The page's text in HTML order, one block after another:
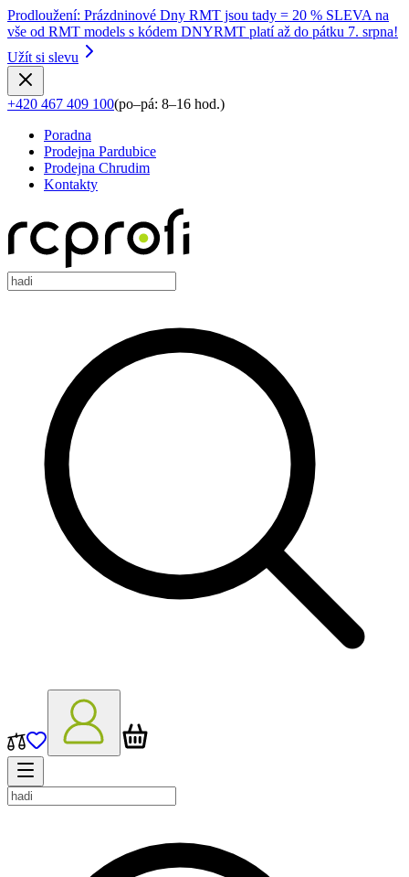
Prodloužení: Prázdninové Dny RMT jsou tady = 20 % SLEVA na
vše od RMT models s kódem DNYRMT platí až do pátku 7. srpna!
Užít si slevu
+420 467 409 100(po–pá: 8–16 hod.)
Poradna
Prodejna Pardubice
Prodejna Chrudim
Kontakty